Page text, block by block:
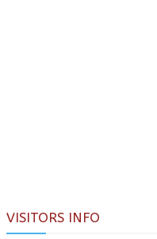
VISITORS INFO